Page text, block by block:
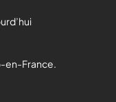
en-France.